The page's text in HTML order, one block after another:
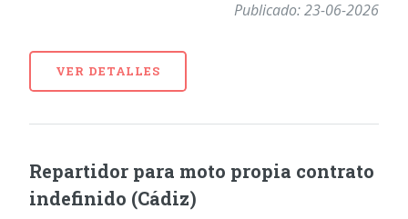
Publicado: 23-06-2026
VER DETALLES
Repartidor para moto propia contrato
indefinido (Cádiz)